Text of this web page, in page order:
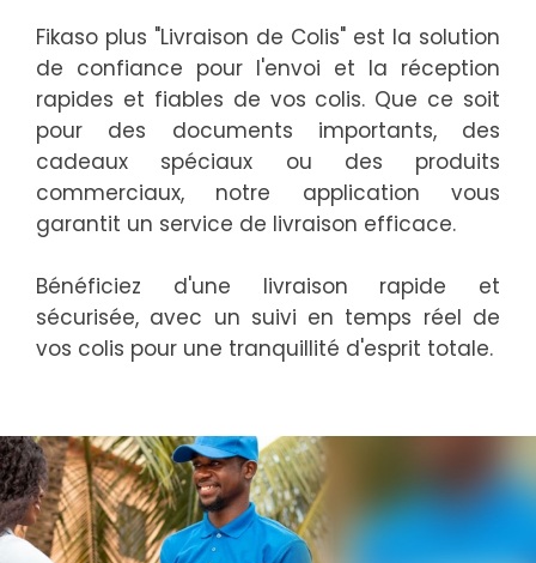
Taxi
Restaurants
Livraison de colis
Supermarchés
Fikaso plus "Livraison de Colis" est la solution
de confiance pour l'envoi et la réception
rapides et fiables de vos colis. Que ce soit
pour des documents importants, des
cadeaux spéciaux ou des produits
commerciaux, notre application vous
garantit un service de livraison efficace.
Bénéficiez d'une livraison rapide et
sécurisée, avec un suivi en temps réel de
vos colis pour une tranquillité d'esprit totale.